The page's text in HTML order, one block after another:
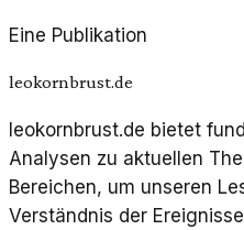
Eine Publikation
leokornbrust.de
leokornbrust.de bietet
Analysen zu aktuellen
Bereichen, um unseren
Verständnis der